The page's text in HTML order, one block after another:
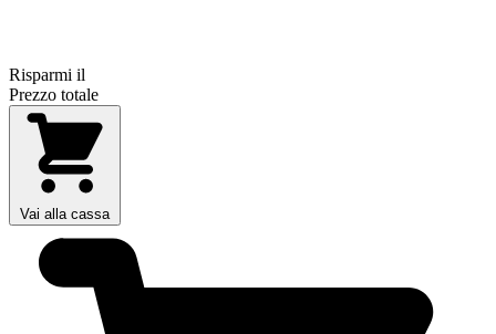
Risparmi il
Prezzo totale
Vai alla cassa